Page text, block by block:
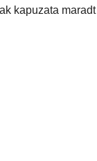
kapuzata maradt